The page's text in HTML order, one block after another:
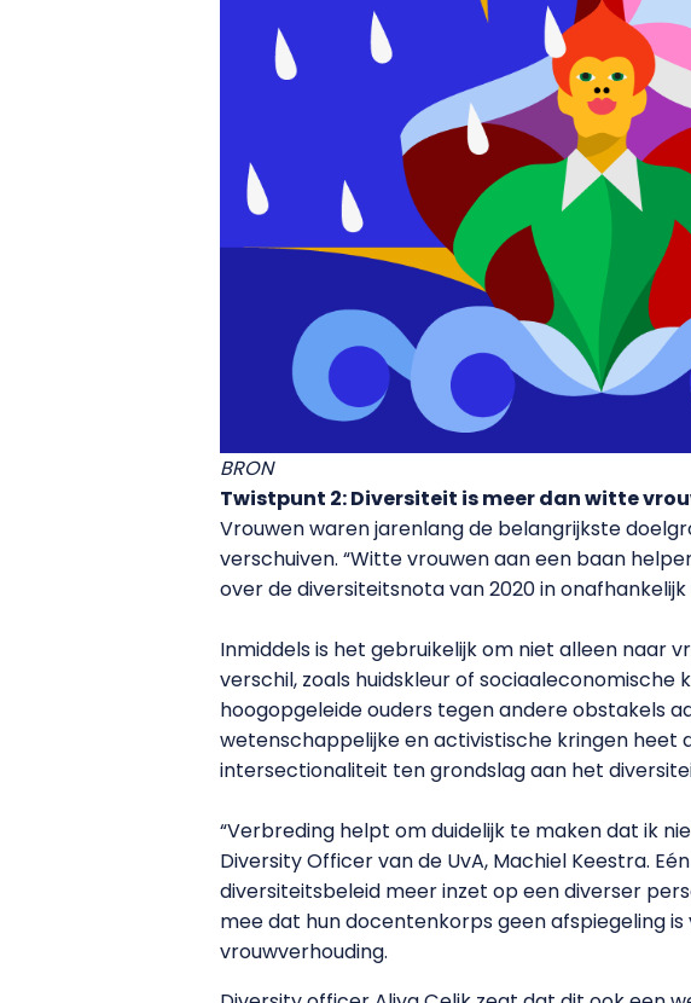
BRON
Twistpunt 2: Diversiteit is meer dan witte
Vrouwen waren jarenlang de belangrijkste
verschuiven. “Witte vrouwen aan een baan
over de diversiteitsnota van 2020 in
Inmiddels is het gebruikelijk om niet alleen naar
verschil, zoals huidskleur of sociaaleconomische
hoogopgeleide ouders tegen andere obstakels
wetenschappelijke en activistische kringen heet
intersectionaliteit ten grondslag aan het
“Verbreding helpt om duidelijk te maken dat ik
Diversity Officer van de UvA, Machiel Keestra.
diversiteitsbeleid meer inzet op een diverser
mee dat hun docentenkorps geen afspiegeling
vrouwverhouding.